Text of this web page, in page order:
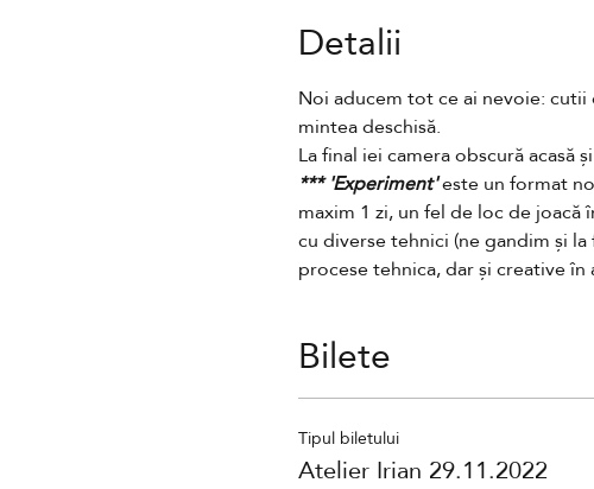
Detalii
Noi aducem tot ce ai nevoie:
mintea deschisă.
La final iei camera obscură acasă
*** 'Experiment' este un format
maxim 1 zi, un fel de loc de
cu diverse tehnici (ne gandim și
procese tehnica, dar și creative în
Bilete
Tipul biletului
Atelier Irian 29.11.2022